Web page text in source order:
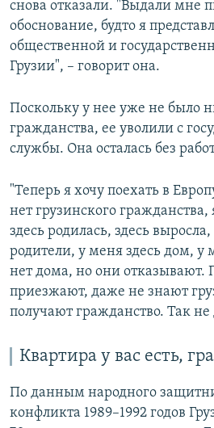
снова отказали. "Выдали мне
обоснование, будто я
общественной и
Грузии", – говорит она.
Поскольку у нее уже не было
гражданства, ее уволили с
службы. Она осталась без
"Теперь я хочу поехать в
нет грузинского
здесь родилась, здесь
родители, у меня здесь дом, у
нет дома, но они отказывают.
приезжают, даже не знают
получают гражданство. Так
Квартира у вас есть,
По данным народного
конфликта 1989–1992 годов